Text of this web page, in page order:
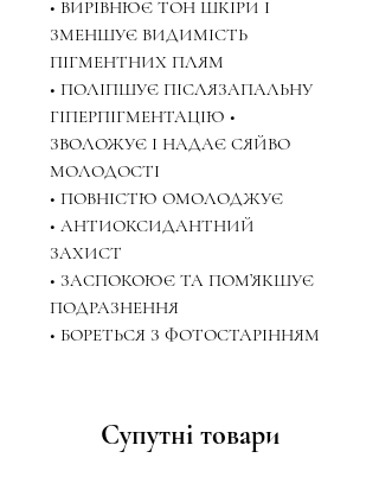
• ВИРІВНЮЄ ТОН ШКІРИ І
ЗМЕНШУЄ ВИДИМІСТЬ
ПІГМЕНТНИХ ПЛЯМ
• ПОЛІПШУЄ ПІСЛЯЗАПАЛЬНУ
ГІПЕРПІГМЕНТАЦІЮ •
ЗВОЛОЖУЄ І НАДАЄ СЯЙВО
МОЛОДОСТІ
• ПОВНІСТЮ ОМОЛОДЖУЄ
• АНТИОКСИДАНТНИЙ
ЗАХИСТ
• ЗАСПОКОЮЄ ТА ПОМ’ЯКШУЄ
ПОДРАЗНЕННЯ
• БОРЕТЬСЯ З ФОТОСТАРІННЯМ
Супутні товари